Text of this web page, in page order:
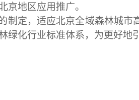
京地区应用推广。
制定，适应北京全域森林城
绿化行业标准体系，为更好地